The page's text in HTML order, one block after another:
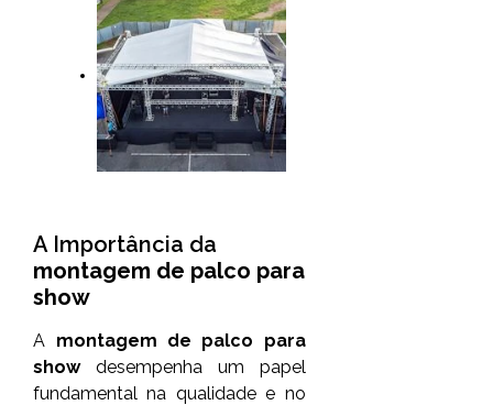
A Importância da
montagem de palco para
show
A montagem de palco para
showdesempenha um papel
fundamental na qualidade e no